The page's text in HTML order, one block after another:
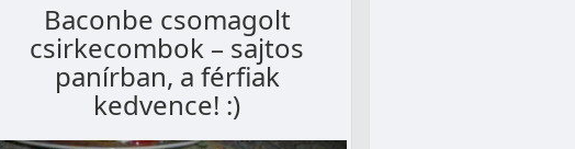
Baconbe csomagolt
csirkecombok – sajtos
panírban, a férfiak
kedvence! :)